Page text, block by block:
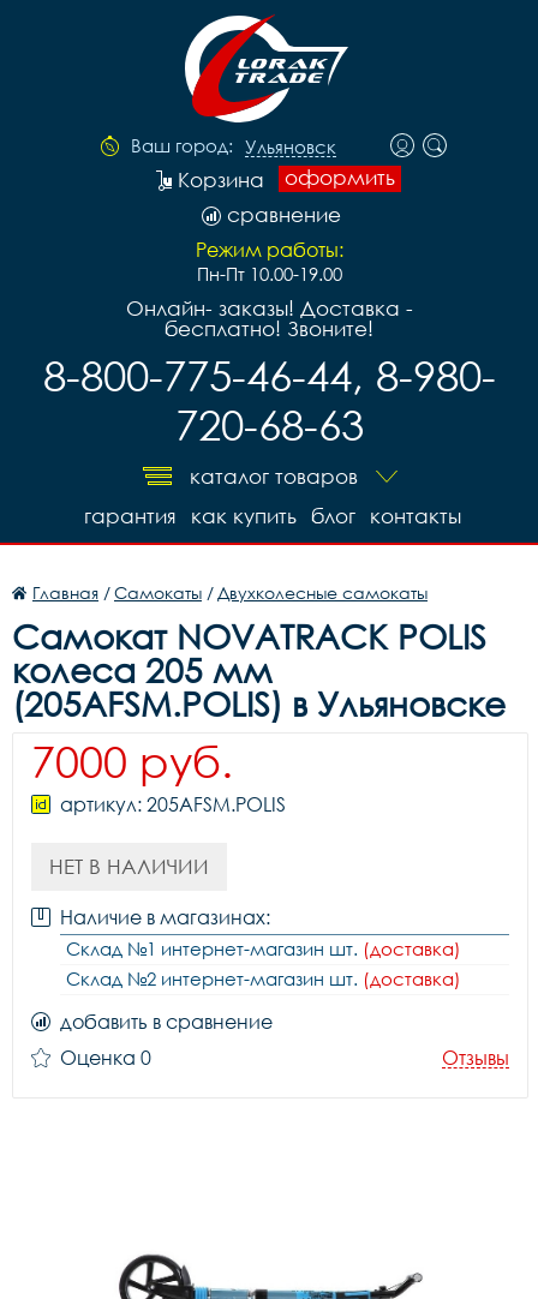
Ваш город: Ульяновск
оформить
Корзина
сравнение
Режим работы:
Пн-Пт 10.00-19.00
Онлайн- заказы! Доставка -
бесплатно! Звоните!
8-800-775-46-44, 8-980-
720-68-63
каталог товаров
контакты
блог
как купить
гарантия
Главная /Самокаты / Двухколесные самокаты
Самокат NOVATRACK POLIS
колеса 205 мм
(205AFSM.POLIS) в Ульяновске
7000 руб.
артикул: 205AFSM.POLIS
НЕТ В НАЛИЧИИ
Наличие в магазинах:
Склад №1 интернет-магазин шт. (доставка)
Склад №2 интернет-магазин шт. (доставка)
добавить в сравнение
Оценка 0
Отзывы